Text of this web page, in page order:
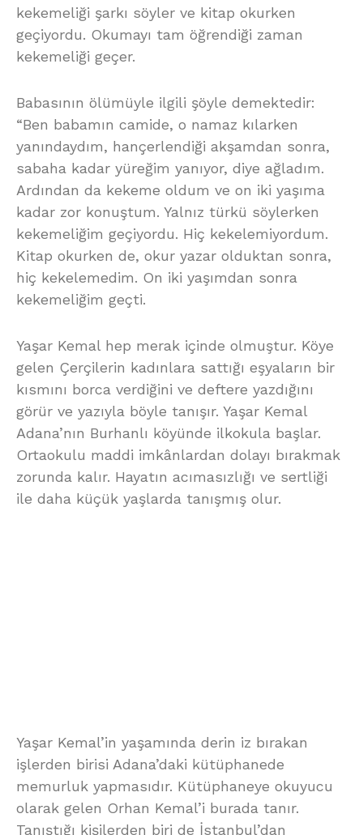
kekemeliği şarkı söyler ve kitap okurken
geçiyordu. Okumayı tam öğrendiği zaman
kekemeliği geçer.
Babasının ölümüyle ilgili şöyle demektedir:
“Ben babamın camide, o namaz kılarken
yanındaydım, hançerlendiği akşamdan sonra,
sabaha kadar yüreğim yanıyor, diye ağladım.
Ardından da kekeme oldum ve on iki yaşıma
kadar zor konuştum. Yalnız türkü söylerken
kekemeliğim geçiyordu. Hiç kekelemiyordum.
Kitap okurken de, okur yazar olduktan sonra,
hiç kekelemedim. On iki yaşımdan sonra
kekemeliğim geçti.
Yaşar Kemal hep merak içinde olmuştur. Köye
gelen Çerçilerin kadınlara sattığı eşyaların bir
kısmını borca verdiğini ve deftere yazdığını
görür ve yazıyla böyle tanışır. Yaşar Kemal
Adana’nın Burhanlı köyünde ilkokula başlar.
Ortaokulu maddi imkânlardan dolayı bırakmak
zorunda kalır. Hayatın acımasızlığı ve sertliği
ile daha küçük yaşlarda tanışmış olur.
Yaşar Kemal’in yaşamında derin iz bırakan
işlerden birisi Adana’daki kütüphanede
memurluk yapmasıdır. Kütüphaneye okuyucu
olarak gelen Orhan Kemal’i burada tanır.
Tanıştığı kişilerden biri de İstanbul’dan